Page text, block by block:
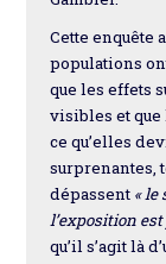
Cette enquête
populations
que les effets
visibles et
ce qu’elles
surprenantes,
dépassent « le
l’exposition
qu’il s’agit là